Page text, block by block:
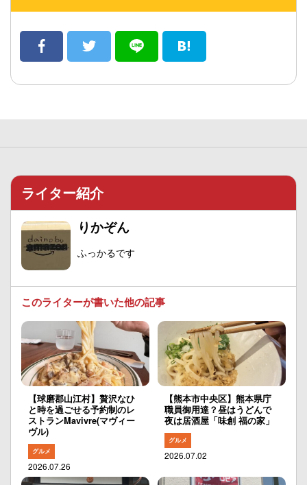
ライター紹介
りかぞん
ふっかるです
このライターが書いた他の記事
【球磨郡山江村】贅沢なひ
と時を過ごせる予約制のレ
ストランMavivre(マヴィー
ヴル)
グルメ
2026.07.26
【熊本市中央区】熊本県庁
職員御用達？昼はうどんで
夜は居酒屋「味創 福の家」
グルメ
2026.07.02